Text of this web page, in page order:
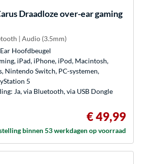
Draadloze over-ear gaming
| Audio (3.5mm)
Hoofdbeugel
iPad, iPhone, iPod, Macintosh,
Nintendo Switch, PC-systemen,
5
Ja, via Bluetooth, via USB Dongle
€ 49,99
binnen 53 werkdagen op voorraad